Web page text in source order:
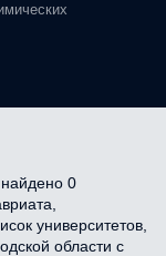
0
университетов,
области с